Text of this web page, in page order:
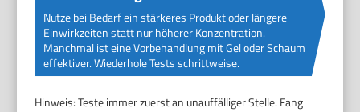
Nutze bei Bedarf ein stärkeres Produkt oder längere
Einwirkzeiten statt nur höherer Konzentration.
Manchmal ist eine Vorbehandlung mit Gel oder Schaum
effektiver. Wiederhole Tests schrittweise.
Hinweis: Teste immer zuerst an unauffälliger Stelle. Fang